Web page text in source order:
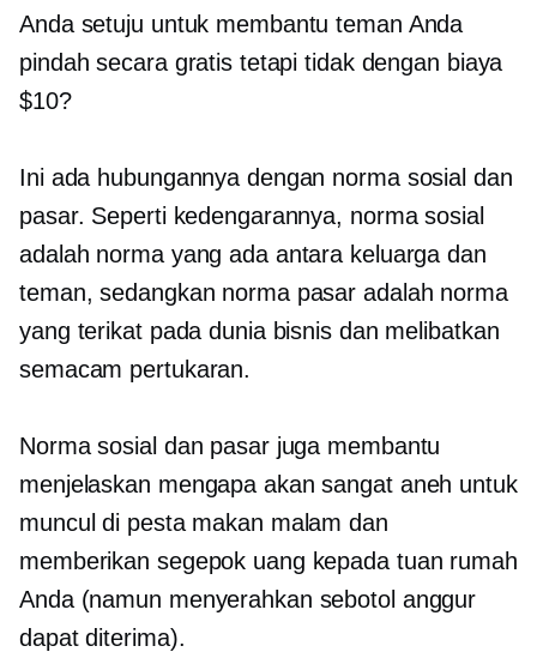
Anda setuju untuk membantu teman Anda
pindah secara gratis tetapi tidak dengan biaya
$10?
Ini ada hubungannya dengan norma sosial dan
pasar. Seperti kedengarannya, norma sosial
adalah norma yang ada antara keluarga dan
teman, sedangkan norma pasar adalah norma
yang terikat pada dunia bisnis dan melibatkan
semacam pertukaran.
Norma sosial dan pasar juga membantu
menjelaskan mengapa akan sangat aneh untuk
muncul di pesta makan malam dan
memberikan segepok uang kepada tuan rumah
Anda (namun menyerahkan sebotol anggur
dapat diterima).